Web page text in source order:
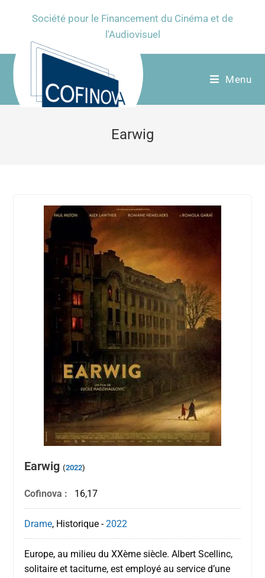
Société pour le Financement du Cinéma et de
l'Audiovisuel
Menu
Earwig
Earwig(2022)
Cofinova : 16,17
Drame, Historique -2022
Europe, au milieu du XXème siècle. Albert Scellinc,
solitaire et taciturne, est employé au service d’une